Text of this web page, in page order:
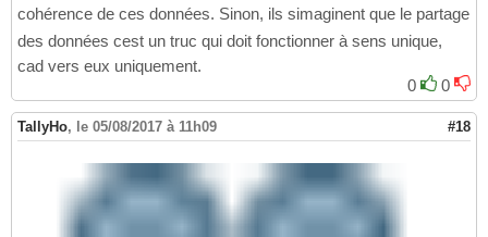
cohérence de ces données. Sinon, ils simaginent que le partage
des données cest un truc qui doit fonctionner à sens unique,
cad vers eux uniquement.
0
0
TallyHo, le 05/08/2017 à 11h09 #18